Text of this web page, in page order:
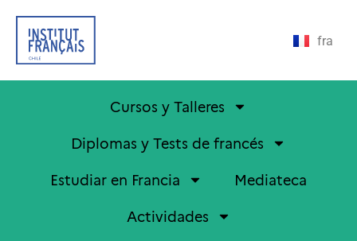
fra
Cursos y Talleres
Diplomas y Tests de francés
Estudiar en Francia
Mediateca
Actividades